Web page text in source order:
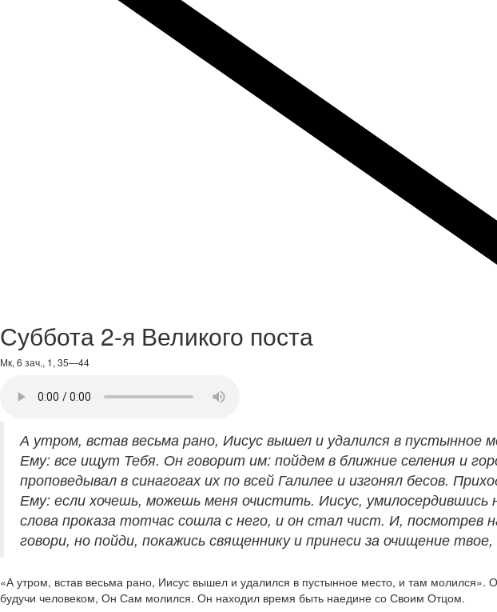
Суббота 2-я Великого поста
Мк, 6 зач., 1, 35—44
А утром, встав весьма рано, Иисус вышел и удалился в
Ему: все ищут Тебя. Он говорит им: пойдем в ближние селения и
проповедывал в синагогах их по всей Галилее и изгонял бесов.
Ему: если хочешь, можешь меня очистить. Иисус, умилосердившись
слова проказа тотчас сошла с него, и он стал чист. И, посмотрев
говори, но пойди, покажись священнику и принеси за очищение
«А утром, встав весьма рано, Иисус вышел и удалился в пустынное место, и там
будучи человеком, Он Сам молился. Он находил время быть наедине со Своим Отцом.